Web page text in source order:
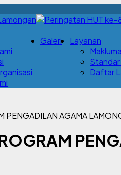
Galeri
Layanan
Standar
Daftar
PENGADILAN AGAMA